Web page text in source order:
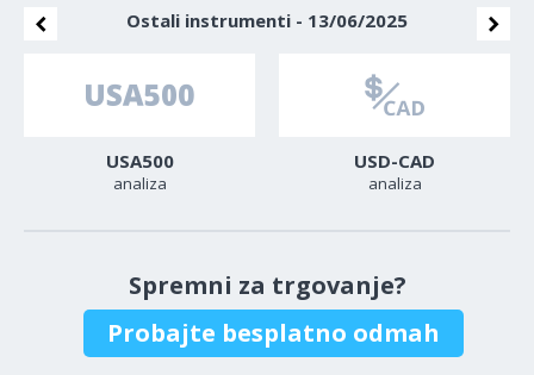
Ostali instrumenti - 13/06/2025
USA500
analiza
USD-CAD
analiza
Spremni za trgovanje?
Probajte besplatno odmah